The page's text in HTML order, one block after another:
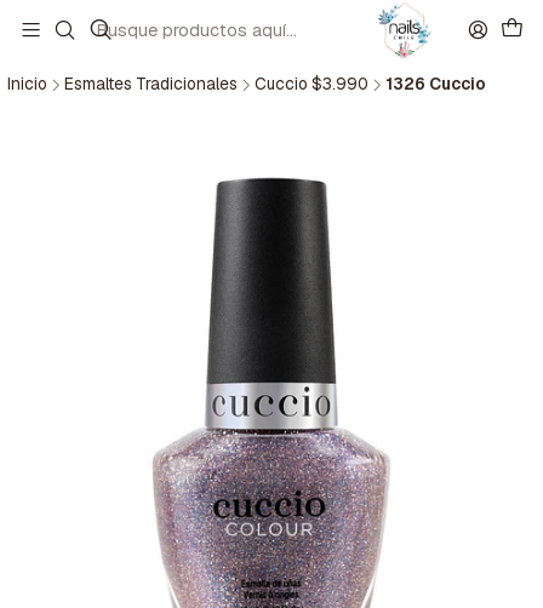
Inicio Esmaltes Tradicionales Cuccio $3.990 1326 Cuccio